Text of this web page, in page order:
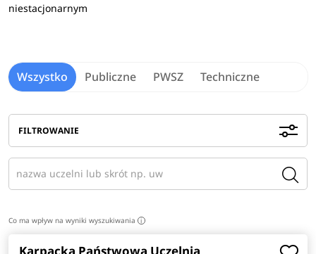
niestacjonarnym
Wszystko Publiczne PWSZ Techniczne
FILTROWANIE
Co ma wpływ na wyniki wyszukiwania i